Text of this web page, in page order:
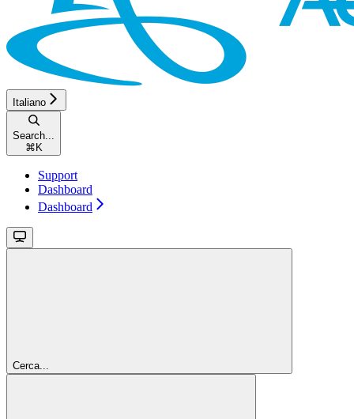
Italiano
Search...
⌘ K
Support
Dashboard
Dashboard
Cerca...